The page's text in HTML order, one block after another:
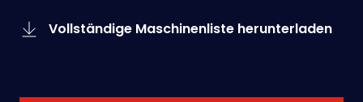
Vollständige Maschinenliste herunterladen